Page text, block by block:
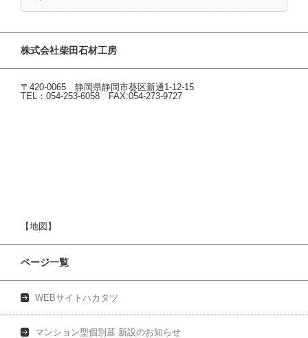
株式会社柴田石材工房
〒420-0065 静岡県静岡市葵区新通1-12-15
TEL：054-253-6058 FAX:054-273-9727
【地図】
ページ一覧
WEBサイトハカタツ
マンション型個別墓 新設のお知らせ